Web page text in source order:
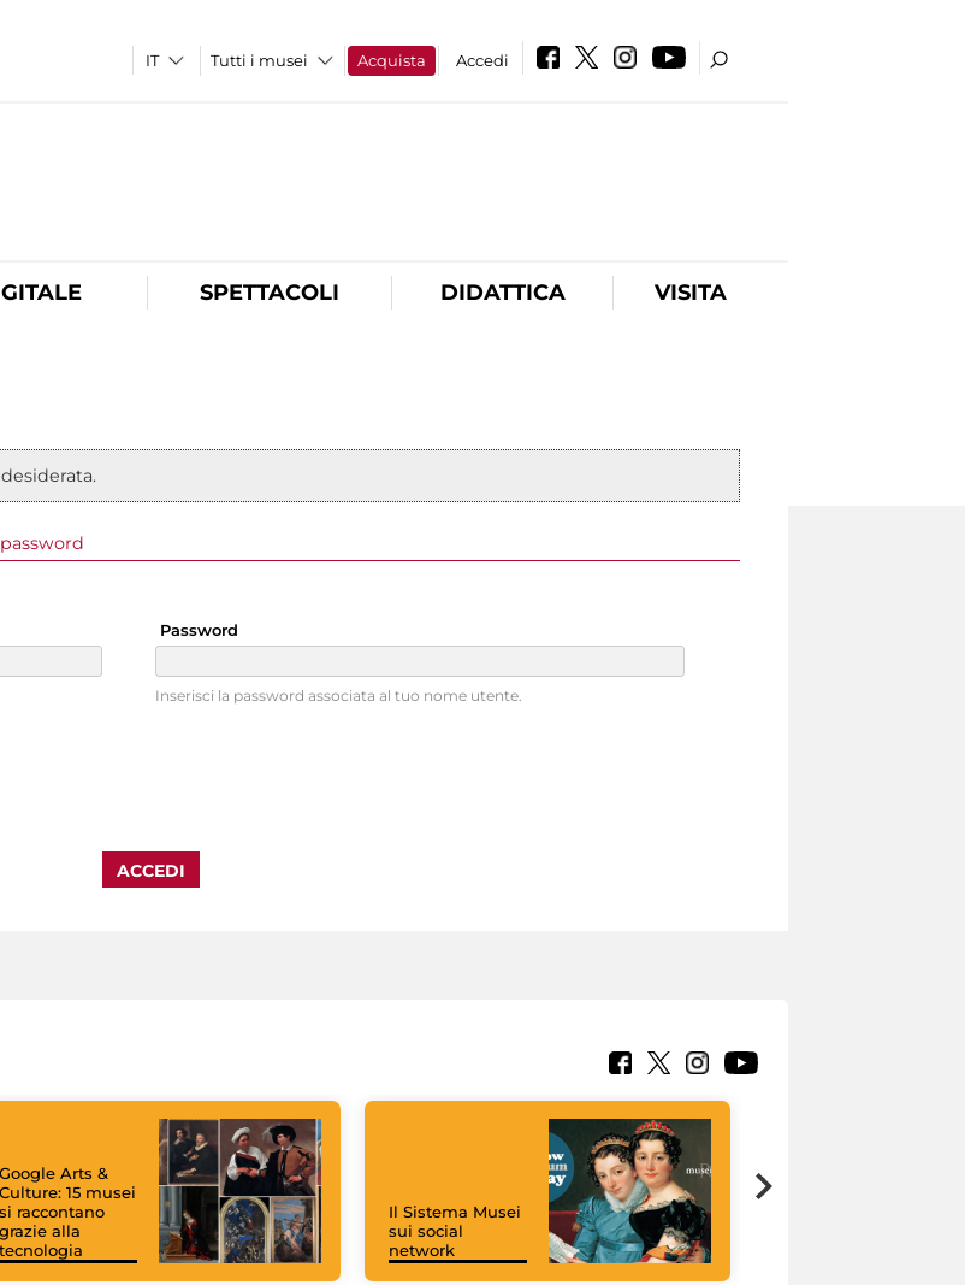
Tutti i musei Acquista Accedi
SPETTACOLI DIDATTICA VISITA
Password
Inserisci la password associata al tuo nome utente.
Google Arts &
Culture: 15 musei
si raccontano
grazie alla
tecnologia
Il Sistema Musei
sui social
network